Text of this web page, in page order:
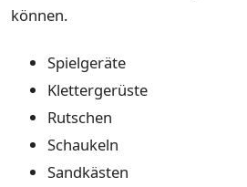
können.
Spielgeräte
Klettergerüste
Rutschen
Schaukeln
Sandkästen